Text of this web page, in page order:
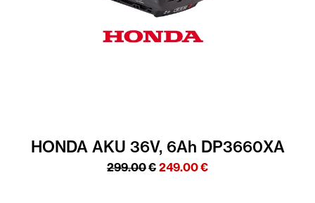
HONDA AKU 36V, 6Ah DP3660XA
299.00€ Algne
249.00€Praegune